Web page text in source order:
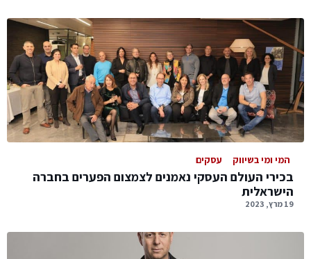
המי ומי בשיווק עסקים
בכירי העולם העסקי נאמנים לצמצום הפערים בחברה
הישראלית
19 מרץ, 2023